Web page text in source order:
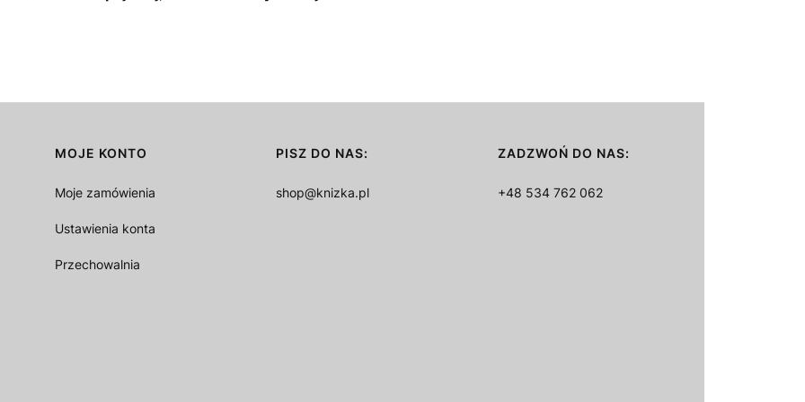
MOJE KONTO
Moje zamówienia
Ustawienia konta
Przechowalnia
PISZ DO NAS:
shop@knizka.pl
ZADZWOŃ DO NAS:
+48 534 762 062